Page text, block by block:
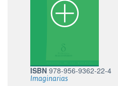
ISBN 978-956-9362-22-4
Imaginarias